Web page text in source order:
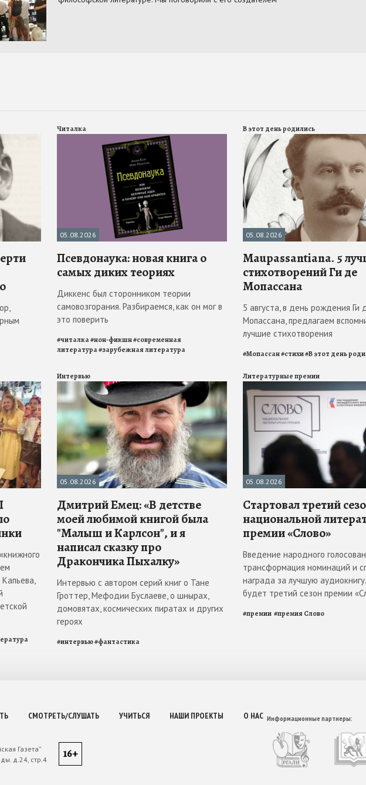
Читалка
05.08.2026
Псевдонаука: новая книга о
самых диких теориях
Диккенс был сторонником теории
самовозгорания. Разбираемся, как он мог в
это поверить
#читалка#нон-фикшн#современная
литература#зарубежная литература
В этот день родились
05.08.2026
Maupassantiana. 5
стихотворений Ги де
Мопассана
5 августа, в день рождения Ги
Мопассана, предлагаем
лучшие стихотворения
#Мопассан#стихи#В этот день
Интервью
05.08.2026
Дмитрий Емец: «В детстве
моей любимой книгой была
"Малыш и Карлсон", и я
написал сказку про
Дракончика Пыхалку»
Интервью с автором серий книг о Тане
Гроттер, Мефодии Буслаеве, о шнырах,
домовятах, космических пиратах и других
героях
#интервью#фантастика
Литературные премии
05.08.2026
Стартовал третий
национальной
премии «Слово»
Введение народного
трансформация номинаций и
награда за лучшую
будет третий сезон премии
#премии #премия Слово
СМОТРЕТЬ/СЛУШАТЬ УЧИТЬСЯ НАШИ ПРОЕКТЫ О НАС
Газета”
д.24, стр.4
Информационные партнеры:
16+